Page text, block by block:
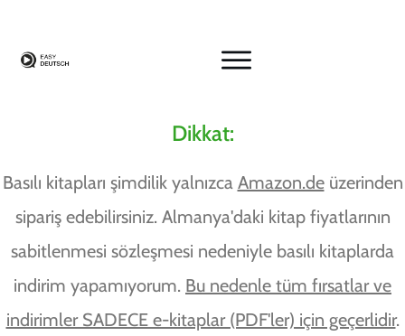
Dikkat:
Basılı kitapları şimdilik yalnızca Amazon.deüzerinden
sipariş edebilirsiniz. Almanya'daki kitap fiyatlarının
sabitlenmesi sözleşmesi nedeniyle basılı kitaplarda
indirim yapamıyorum. Bu nedenle tüm fırsatlar ve
indirimler SADECE e-kitaplar (PDF'ler) için geçerlidir.